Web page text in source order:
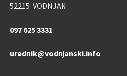
52215 VODNJAN
097 625 3331
urednik@vodnjanski.info